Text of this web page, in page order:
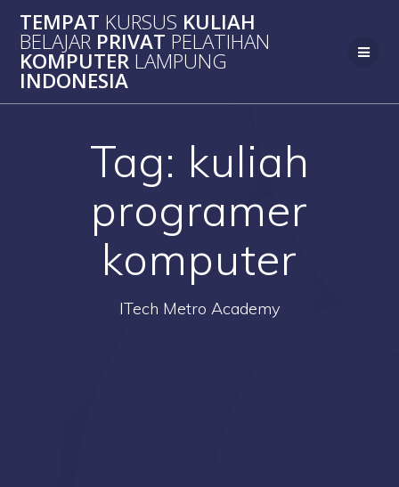
to
content
TEMPAT KURSUS KULIAH
BELAJAR PRIVAT PELATIHAN
KOMPUTER LAMPUNG
INDONESIA
Tag: kuliah
programer
komputer
ITech Metro Academy